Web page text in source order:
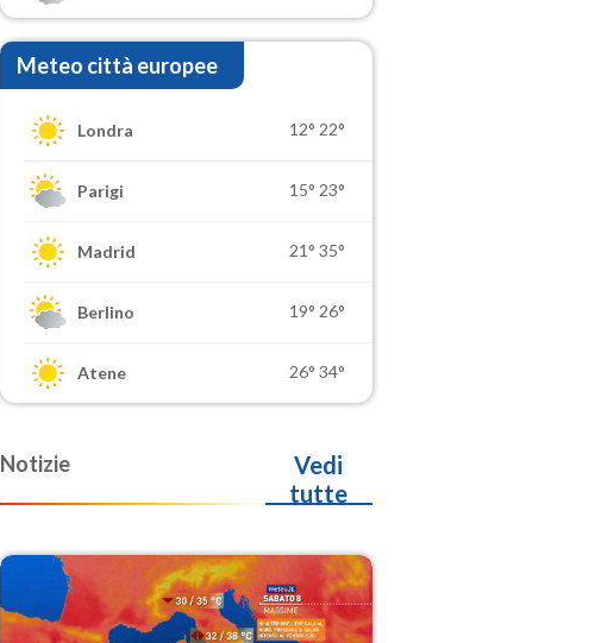
Meteo città europee
Londra 12° 22°
Parigi 15° 23°
Madrid 21° 35°
Berlino 19° 26°
Atene 26° 34°
Notizie
Vedi
tutte